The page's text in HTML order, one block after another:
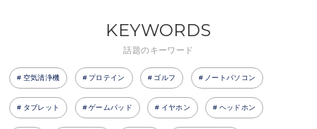
KEYWORDS
話題のキーワード
空気清浄機 プロテイン ゴルフ ノートパソコン
タブレット ゲームパッド イヤホン ヘッドホン